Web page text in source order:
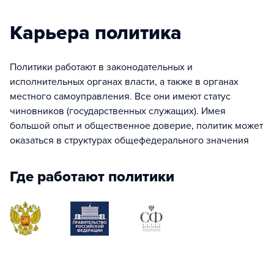
Карьера политика
Политики работают в законодательных и
исполнительных органах власти, а также в органах
местного самоуправления. Все они имеют статус
чиновников (государственных служащих). Имея
большой опыт и общественное доверие, политик может
оказаться в структурах общефедерального значения
Где работают политики